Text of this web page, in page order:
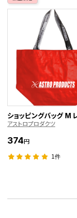
ショッピングバッグ M
アストロプロダクツ
374円
1件